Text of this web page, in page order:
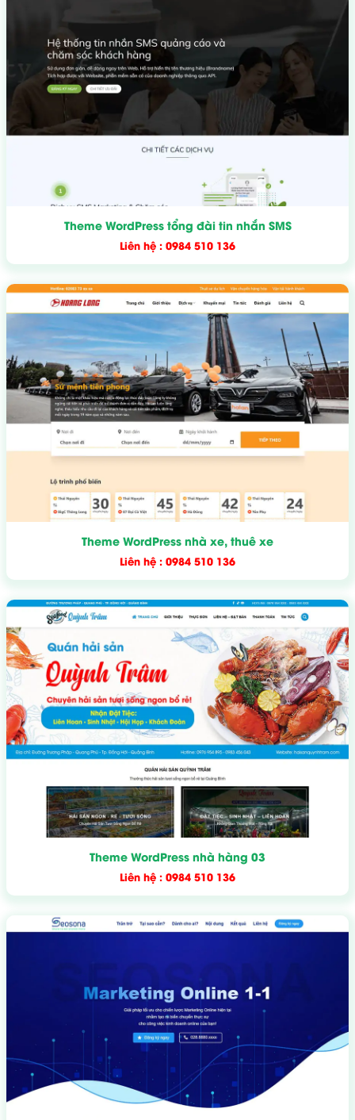
Theme WordPress tổng đài tin nhắn SMS
Liên hệ : 0984 510 136
Theme WordPress nhà xe, thuê xe
Liên hệ : 0984 510 136
Theme WordPress nhà hàng 03
Liên hệ : 0984 510 136